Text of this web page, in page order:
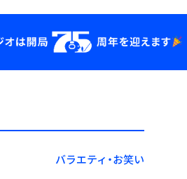
YouTube
会社情報
バラエティ・お笑い